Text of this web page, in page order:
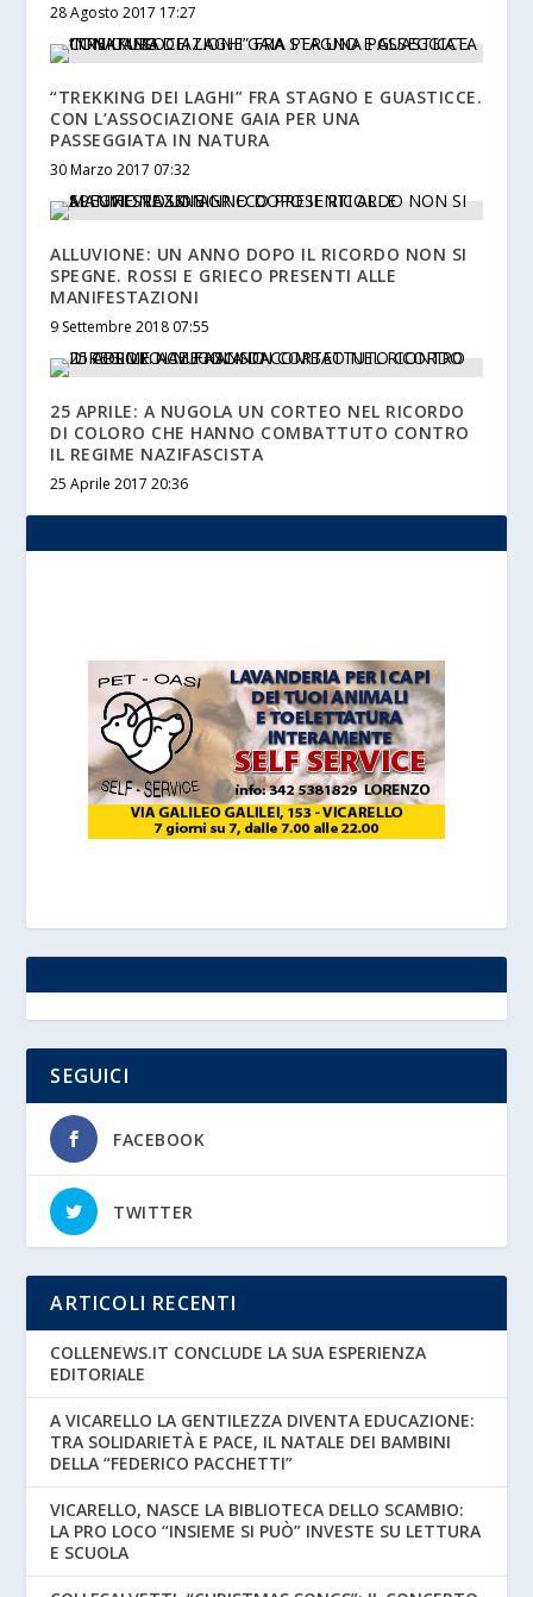
28 Agosto 2017 17:27
“TREKKING DEI LAGHI” FRA STAGNO E GUASTICCE.
CON L’ASSOCIAZIONE GAIA PER UNA
PASSEGGIATA IN NATURA
30 Marzo 2017 07:32
ALLUVIONE: UN ANNO DOPO IL RICORDO NON SI
SPEGNE. ROSSI E GRIECO PRESENTI ALLE
MANIFESTAZIONI
9 Settembre 2018 07:55
25 APRILE: A NUGOLA UN CORTEO NEL RICORDO
DI COLORO CHE HANNO COMBATTUTO CONTRO
IL REGIME NAZIFASCISTA
25 Aprile 2017 20:36
SEGUICI
FACEBOOK
TWITTER
ARTICOLI RECENTI
COLLENEWS.IT CONCLUDE LA SUA ESPERIENZA
EDITORIALE
A VICARELLO LA GENTILEZZA DIVENTA EDUCAZIONE:
TRA SOLIDARIETÀ E PACE, IL NATALE DEI BAMBINI
DELLA “FEDERICO PACCHETTI”
VICARELLO, NASCE LA BIBLIOTECA DELLO SCAMBIO:
LA PRO LOCO “INSIEME SI PUÒ” INVESTE SU LETTURA
E SCUOLA